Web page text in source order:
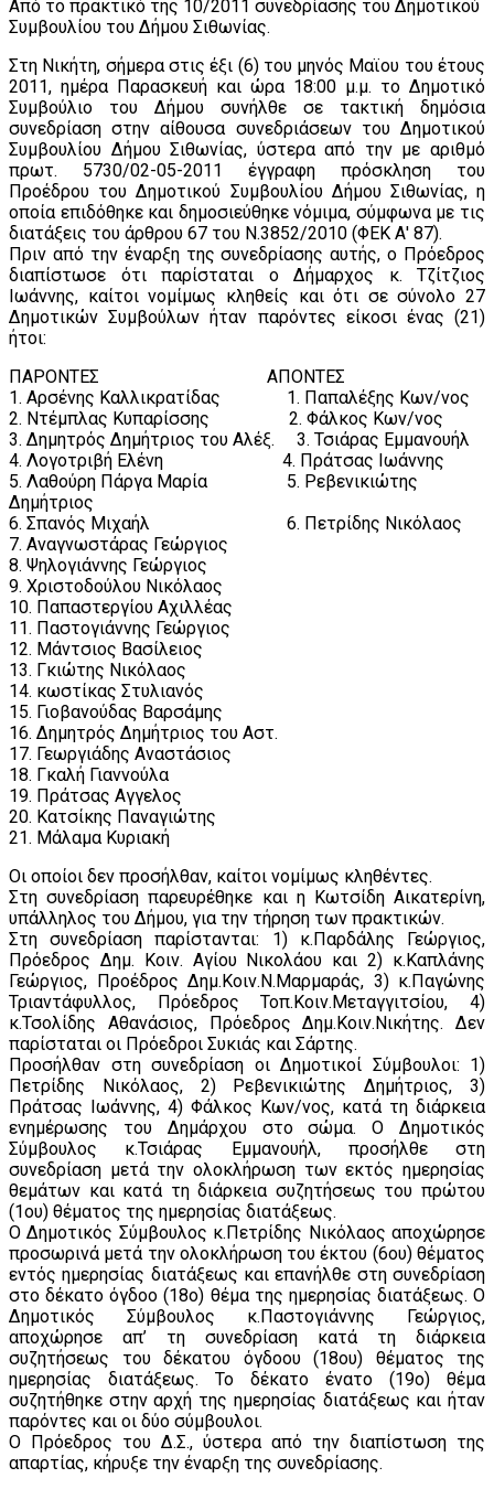
Από το πρακτικό της 10/2011 συνεδρίασης του Δημοτικού
Συμβουλίου του Δήμου Σιθωνίας.
Στη Νικήτη, σήμερα στις έξι (6) του μηνός Μαϊου του έτους
2011, ημέρα Παρασκευή και ώρα 18:00 μ.μ. το Δημοτικό
Συμβούλιο του Δήμου συνήλθε σε τακτική δημόσια
συνεδρίαση στην αίθουσα συνεδριάσεων του Δημοτικού
Συμβουλίου Δήμου Σιθωνίας, ύστερα από την με αριθμό
πρωτ. 5730/02-05-2011 έγγραφη πρόσκληση του
Προέδρου του Δημοτικού Συμβουλίου Δήμου Σιθωνίας, η
οποία επιδόθηκε και δημοσιεύθηκε νόμιμα, σύμφωνα με τις
διατάξεις του άρθρου 67 του Ν.3852/2010 (ΦΕΚ Α' 87).
Πριν από την έναρξη της συνεδρίασης αυτής, ο Πρόεδρος
διαπίστωσε ότι παρίσταται ο Δήμαρχος κ. Τζίτζιος
Ιωάννης, καίτοι νομίμως κληθείς και ότι σε σύνολο 27
Δημοτικών Συμβούλων ήταν παρόντες είκοσι ένας (21)
ήτοι:
ΠΑΡΟΝΤΕΣ ΑΠΟΝΤΕΣ
1. Αρσένης Καλλικρατίδας 1. Παπαλέξης Κων/νος
2. Ντέμπλας Κυπαρίσσης 2. Φάλκος Κων/νος
3. Δημητρός Δημήτριος του Αλέξ. 3. Τσιάρας Εμμανουήλ
4. Λογοτριβή Ελένη 4. Πράτσας Ιωάννης
5. Λαθούρη Πάργα Μαρία 5. Ρεβενικιώτης
Δημήτριος
6. Σπανός Μιχαήλ 6. Πετρίδης Νικόλαος
7. Αναγνωστάρας Γεώργιος
8. Ψηλογιάννης Γεώργιος
9. Χριστοδούλου Νικόλαος
10. Παπαστεργίου Αχιλλέας
11. Παστογιάννης Γεώργιος
12. Μάντσιος Βασίλειος
13. Γκιώτης Νικόλαος
14. κωστίκας Στυλιανός
15. Γιοβανούδας Βαρσάμης
16. Δημητρός Δημήτριος του Αστ.
17. Γεωργιάδης Αναστάσιος
18. Γκαλή Γιαννούλα
19. Πράτσας Αγγελος
20. Κατσίκης Παναγιώτης
21. Μάλαμα Κυριακή
Οι οποίοι δεν προσήλθαν, καίτοι νομίμως κληθέντες.
Στη συνεδρίαση παρευρέθηκε και η Κωτσίδη Αικατερίνη,
υπάλληλος του Δήμου, για την τήρηση των πρακτικών.
Στη συνεδρίαση παρίστανται: 1) κ.Παρδάλης Γεώργιος,
Πρόεδρος Δημ. Κοιν. Αγίου Νικολάου και 2) κ.Καπλάνης
Γεώργιος, Προέδρος Δημ.Κοιν.Ν.Μαρμαράς, 3) κ.Παγώνης
Τριαντάφυλλος, Πρόεδρος Τοπ.Κοιν.Μεταγγιτσίου, 4)
κ.Τσολίδης Αθανάσιος, Πρόεδρος Δημ.Κοιν.Νικήτης. Δεν
παρίσταται οι Πρόεδροι Συκιάς και Σάρτης.
Προσήλθαν στη συνεδρίαση οι Δημοτικοί Σύμβουλοι: 1)
Πετρίδης Νικόλαος, 2) Ρεβενικιώτης Δημήτριος, 3)
Πράτσας Ιωάννης, 4) Φάλκος Κων/νος, κατά τη διάρκεια
ενημέρωσης του Δημάρχου στο σώμα. Ο Δημοτικός
Σύμβουλος κ.Τσιάρας Εμμανουήλ, προσήλθε στη
συνεδρίαση μετά την ολοκλήρωση των εκτός ημερησίας
θεμάτων και κατά τη διάρκεια συζητήσεως του πρώτου
(1ου) θέματος της ημερησίας διατάξεως.
Ο Δημοτικός Σύμβουλος κ.Πετρίδης Νικόλαος αποχώρησε
προσωρινά μετά την ολοκλήρωση του έκτου (6ου) θέματος
εντός ημερησίας διατάξεως και επανήλθε στη συνεδρίαση
στο δέκατο όγδοο (18ο) θέμα της ημερησίας διατάξεως. Ο
Δημοτικός Σύμβουλος κ.Παστογιάννης Γεώργιος,
αποχώρησε απ’ τη συνεδρίαση κατά τη διάρκεια
συζητήσεως του δέκατου όγδοου (18ου) θέματος της
ημερησίας διατάξεως. Το δέκατο ένατο (19ο) θέμα
συζητήθηκε στην αρχή της ημερησίας διατάξεως και ήταν
παρόντες και οι δύο σύμβουλοι.
Ο Πρόεδρος του Δ.Σ., ύστερα από την διαπίστωση της
απαρτίας, κήρυξε την έναρξη της συνεδρίασης.